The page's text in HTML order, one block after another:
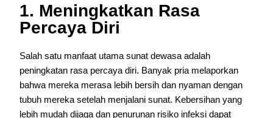
1. Meningkatkan Rasa
Percaya Diri
Salah satu manfaat utama sunat dewasa adalah
peningkatan rasa percaya diri. Banyak pria melaporkan
bahwa mereka merasa lebih bersih dan nyaman dengan
tubuh mereka setelah menjalani sunat. Kebersihan yang
lebih mudah dijaga dan penurunan risiko infeksi dapat